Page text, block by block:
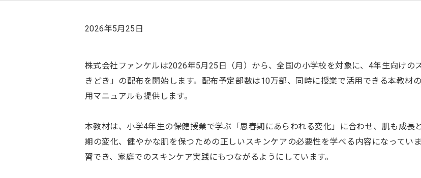
2026年5月25日
株式会社ファンケルは2026年5月25日（月）から、全国の小学校を対象に、4年生向け
きどき」の配布を開始します。配布予定部数は10万部、同時に授業で活用できる本教材
用マニュアルも提供します。
本教材は、小学4年生の保健授業で学ぶ「思春期にあらわれる変化」に合わせ、肌も成
期の変化、健やかな肌を保つための正しいスキンケアの必要性を学べる内容になってい
習でき、家庭でのスキンケア実践にもつながるようにしています。